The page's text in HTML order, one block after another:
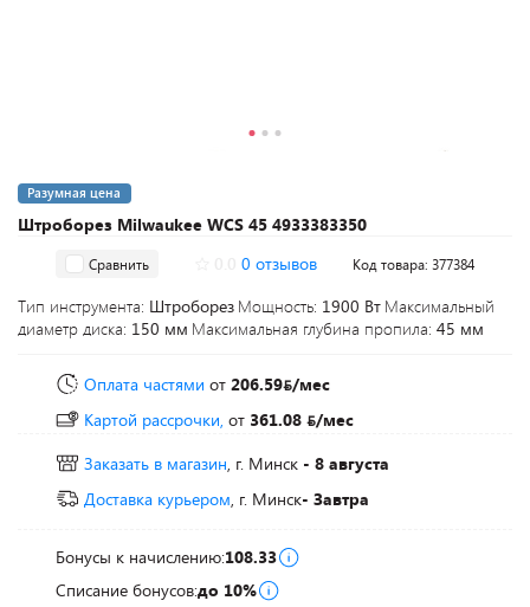
Штроборез Milwaukee WCS 45 4933383350
Разумная цена
Сравнить 0 отзывов Код товара: 377384
Тип инструмента: Штроборез Мощность: 1900 Вт Максимальный
диаметр диска: 150 мм Максимальная глубина пропила: 45 мм
Оплата частями от 206.59 /мес
Картой рассрочки, от 361.08
/мес
Заказать в магазин, г. Минск - 8 августа
Доставка курьером, г. Минск- Завтра
Бонусы к начислению:108.33
Списание бонусов:до 10%